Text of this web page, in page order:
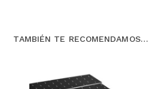
TAMBIÉN TE RECOMENDAMOS…